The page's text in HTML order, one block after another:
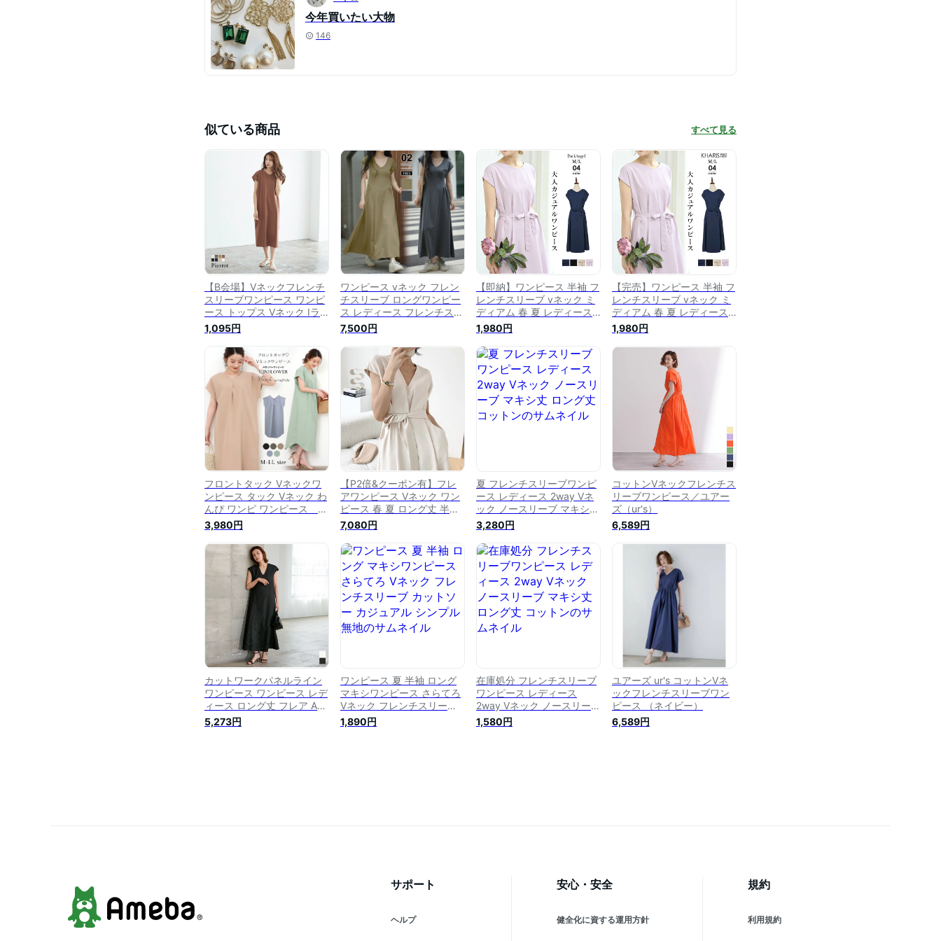
今年買いたい大物
146
似ている商品 すべて見る
【B会場】Vネックフレンチ
スリーブワンピース ワンピ
ース トップス Vネック Iラ
イン ロング丈 ひざ下 フレ
ンチスリーブ スリット 綿
100 コットン100 半袖 夏 M
L レディース 30代 40代 ピ
エロ 【Pierrot】
1,095円
ワンピース vネック フレン
チスリーブ ロングワンピー
ス レディース フレンチスリ
ーブワンピース tシャツワン
ピース タック フレアワンピ
ース ロング ロング丈 aライ
ン 綿混 半袖 さらさら 楽ち
ん ナチュラル カジュアル
大人 夏 cocomomo
7,500円
【即納】ワンピース 半袖 フ
レンチスリーブ vネック ミ
ディアム 春 夏 レディース
ひざ下 大人 きれいめ 無地
ロング おしゃれ オフィス
フォーマル 黒 ベージュ ピ
ンク ネイビー 【フレンチス
リーブVネックワンピ 】
【春 新作】
1,980円
【完売】ワンピース 半袖 フ
レンチスリーブ vネック ミ
ディアム 春 夏 レディース
ひざ下 大人 きれいめ 無地
ロング おしゃれ オフィス
フォーマル 黒 ベージュ ピ
ンク ネイビー 【フレンチス
リーブVネックワンピ 】
1,980円
フロントタック Vネックワ
ンピース タック Vネック わ
んぴ ワンピ ワンピース 体
系カバー ロングワンピース
バックスリット コットンワ
ンピ フレンチスリーブ【2
枚可】
3,980円
【P2倍&クーポン有】フレ
アワンピース Vネック ワン
ピース 春 夏 ロング丈 半袖
フレンチスリーブ 腕出しノ
ーカラー デコルテきれい フ
レア セミフレア ファスナー
ポケット タック入り ハイウ
エスト リボン ベルト ウエ
スト タック ファスナー ポ
ケット ブ
7,080円
夏 フレンチスリーブワンピ
ース レディース 2way Vネ
ック ノースリーブ マキシ丈
ロング丈 コットン
3,280円
コットンVネックフレンチス
リーブワンピース／ユアー
ズ（ur's）
6,589円
カットワークパネルライン
ワンピース ワンピース レデ
ィース ロング丈 フレア Aラ
イン Vネック フレンチスリ
ーブ 刺繍 シンプル
5,273円
ワンピース 夏 半袖 ロング
マキシワンピース さらてろ
Vネック フレンチスリーブ
カットソー カジュアル シン
プル 無地
1,890円
在庫処分 フレンチスリーブ
ワンピース レディース
2way Vネック ノースリーブ
マキシ丈 ロング丈 コットン
1,580円
ユアーズ ur's コットンVネ
ックフレンチスリーブワン
ピース （ネイビー）
6,589円
サポート
ヘルプ
安心・安全
健全化に資する運用方針
規約
利用規約